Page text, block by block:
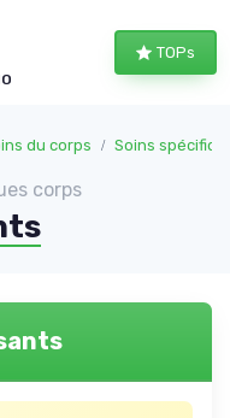
TOPs
du corps Soins
corps